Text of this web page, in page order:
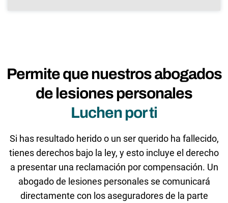
Permite que nuestros abogados
de lesiones personales
Luchen por ti
Si has resultado herido o un ser querido ha fallecido,
tienes derechos bajo la ley, y esto incluye el derecho
a presentar una reclamación por compensación. Un
abogado de lesiones personales se comunicará
directamente con los aseguradores de la parte